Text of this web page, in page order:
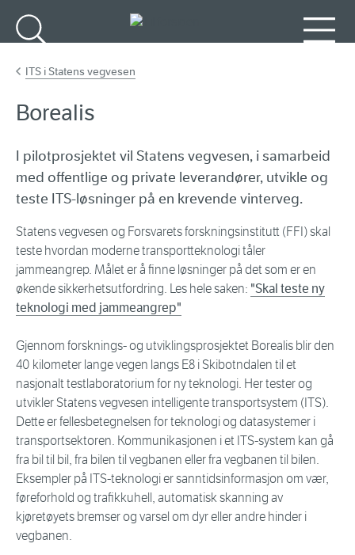
ITS i Statens vegvesen
Borealis
I pilotprosjektet vil Statens vegvesen, i samarbeid
med offentlige og private leverandører, utvikle og
teste ITS-løsninger på en krevende vinterveg.
Statens vegvesen og Forsvarets forskningsinstitutt (FFI) skal
teste hvordan moderne transportteknologi tåler
jammeangrep. Målet er å finne løsninger på det som er en
økende sikkerhetsutfordring. Les hele saken: "Skal teste ny
teknologi med jammeangrep"
Gjennom forsknings- og utviklingsprosjektet Borealis blir den
40 kilometer lange vegen langs E8 i Skibotndalen til et
nasjonalt testlaboratorium for ny teknologi. Her tester og
utvikler Statens vegvesen intelligente transportsystem (ITS).
Dette er fellesbetegnelsen for teknologi og datasystemer i
transportsektoren. Kommunikasjonen i et ITS-system kan gå
fra bil til bil, fra bilen til vegbanen eller fra vegbanen til bilen.
Eksempler på ITS-teknologi er sanntidsinformasjon om vær,
føreforhold og trafikkuhell, automatisk skanning av
kjøretøyets bremser og varsel om dyr eller andre hinder i
vegbanen.